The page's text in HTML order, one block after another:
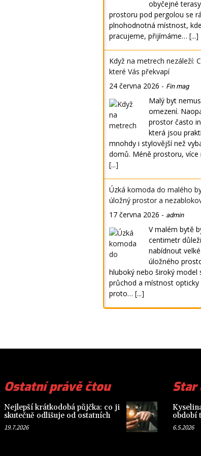
obyčejné
prostoru pod pergolou se
plnohodnotná místnost,
pracujeme, přijímáme… [...]
Když na metrech nezáleží:
které Vás překvapí
24 června 2026 - Fin mag
Malý byt
omezení.
prostor často
která jsou
mnohdy i stylovější než
domů. Méně prostoru,
[...]
Úzká komoda do malého
úložný prostor a
17 června 2026 - admin
V malém bytě
centimetr
nabídnout
úložného
hluboký nebo široký model
průchod a místnost opticky
proto… [...]
Ostatní právě čtou
Nejlepší krátkodobá půjčka: co ji
skutečně odlišuje od ostatních
19.7.2026
Star
období
6.5.2026